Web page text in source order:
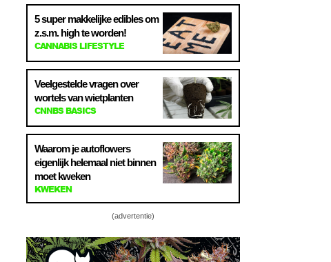
5 super makkelijke edibles om
z.s.m. high te worden!
CANNABIS LIFESTYLE
Veelgestelde vragen over
wortels van wietplanten
CNNBS BASICS
Waarom je autoflowers
eigenlijk helemaal niet binnen
moet kweken
KWEKEN
(advertentie)